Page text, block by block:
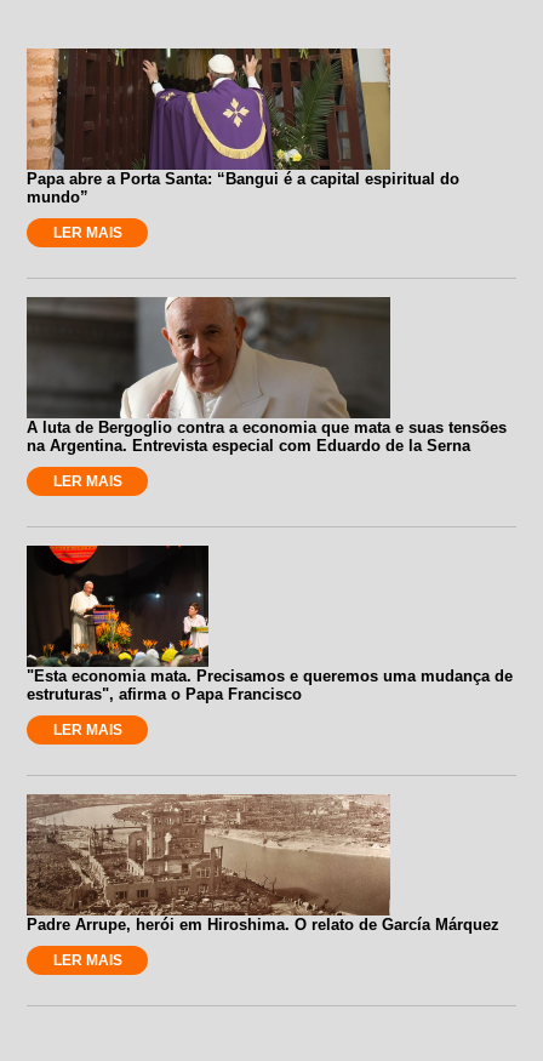
Papa abre a Porta Santa: “Bangui é a capital espiritual do
mundo”
LER MAIS
A luta de Bergoglio contra a economia que mata e suas tensões
na Argentina. Entrevista especial com Eduardo de la Serna
LER MAIS
"Esta economia mata. Precisamos e queremos uma mudança de
estruturas", afirma o Papa Francisco
LER MAIS
Padre Arrupe, herói em Hiroshima. O relato de García Márquez
LER MAIS